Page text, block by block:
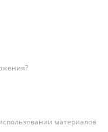
материалов